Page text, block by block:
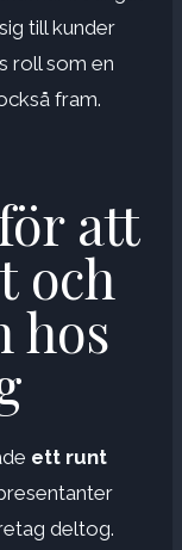
till kunder
roll som en
fram.
att
och
hos
ett runt
deltog.